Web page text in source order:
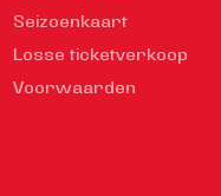
Seizoenkaart
Losse ticketverkoop
Voorwaarden